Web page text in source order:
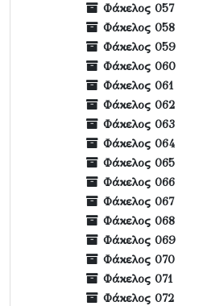
Φάκελος 057
Φάκελος 058
Φάκελος 059
Φάκελος 060
Φάκελος 061
Φάκελος 062
Φάκελος 063
Φάκελος 064
Φάκελος 065
Φάκελος 066
Φάκελος 067
Φάκελος 068
Φάκελος 069
Φάκελος 070
Φάκελος 071
Φάκελος 072